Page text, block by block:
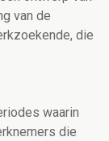
van de
die
waarin
die